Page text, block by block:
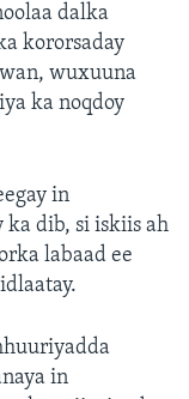
dalka
kororsaday
wuxuuna
ka noqdoy
in
dib, si iskiis ah
labaad ee
in